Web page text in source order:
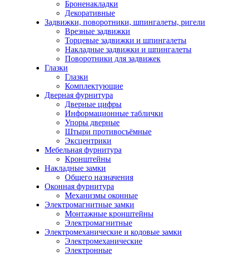
Броненакладки
Декоративные
Задвижки, поворотники, шпингалеты, ригели
Врезные задвижки
Торцевые задвижки и шпингалеты
Накладные задвижки и шпингалеты
Поворотники для задвижек
Глазки
Глазки
Комплектующие
Дверная фурнитура
Дверные цифры
Информационные таблички
Упоры дверные
Штыри противосъёмные
Эксцентрики
Мебельная фурнитура
Кронштейны
Накладные замки
Общего назначения
Оконная фурнитура
Механизмы оконные
Электромагнитные замки
Монтажные кронштейны
Электромагнитные
Электромеханические и кодовые замки
Электромеханические
Электронные